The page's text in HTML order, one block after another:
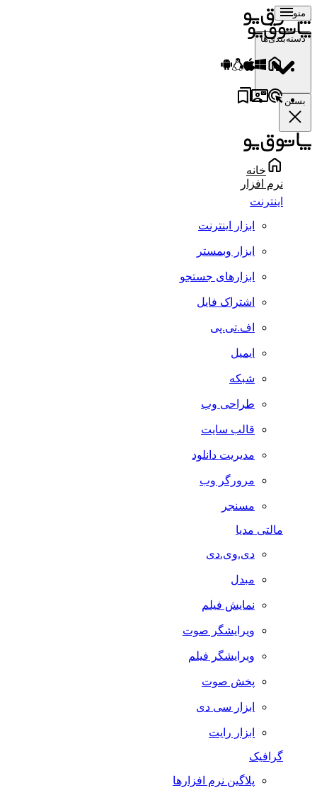
منو
دسته‌بندی‌ها
بستن
خانه
نرم افزار
اینترنت
ابزار اینترنت
ابزار وبمستر
ابزارهای جستجو
اشتراک فایل
اف.تی.پی
ایمیل
شبکه
طراحی وب
قالب سایت
مدیریت دانلود
مرورگر وب
مسنجر
مالتی مدیا
دی.وی.دی
مبدل
نمایش فیلم
ویرایشگر صوت
ویرایشگر فیلم
پخش صوت
ابزار سی دی
ابزار رایت
گرافیک
پلاگین نرم افزارها